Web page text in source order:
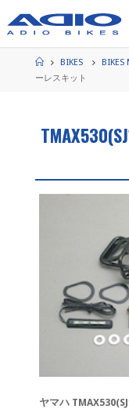
ン
ホ
ー
BIKES BIKES
ーレスキット
ヤマハ